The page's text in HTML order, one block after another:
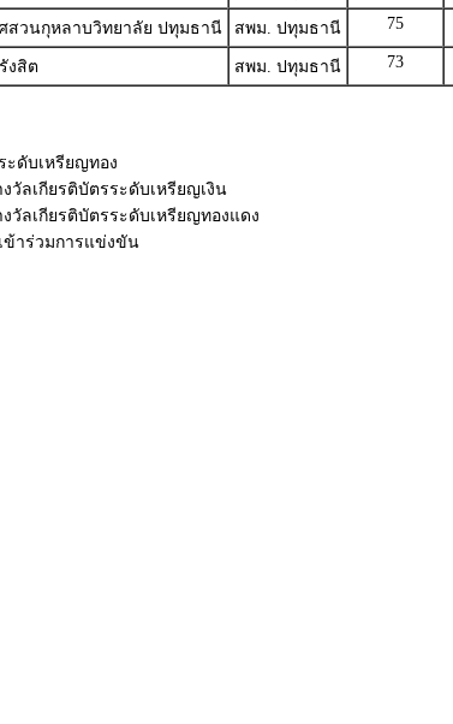
สวนกุหลาบวิทยาลัย ปทุมธานี สพม. ปทุมธานี 75
งสิต สพม. ปทุมธานี 73
ะดับเหรียญทอง
วัลเกียรติบัตรระดับเหรียญเงิน
วัลเกียรติบัตรระดับเหรียญทองแดง
ข้าร่วมการแข่งขัน